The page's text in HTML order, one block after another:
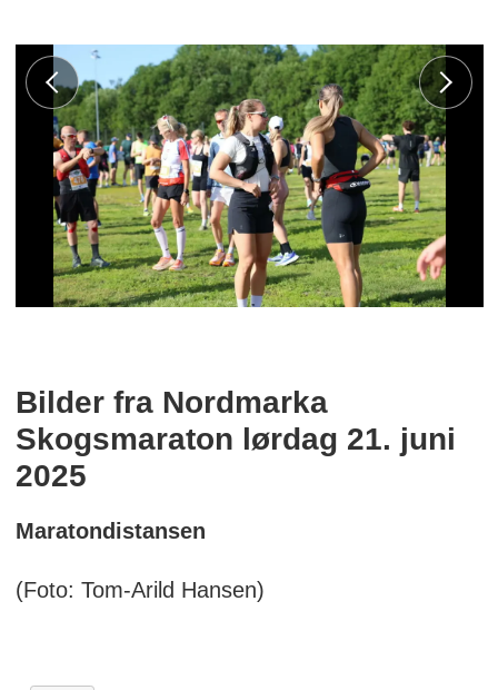
Bilder fra Nordmarka
Skogsmaraton lørdag 21. juni
2025
Maratondistansen
(Foto: Tom-Arild Hansen)